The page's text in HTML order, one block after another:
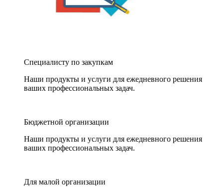
Специалисту по закупкам
Наши продукты и услуги для ежедневного решения
ваших профессиональных задач.
Бюджетной организации
Наши продукты и услуги для ежедневного решения
ваших профессиональных задач.
Для малой организации